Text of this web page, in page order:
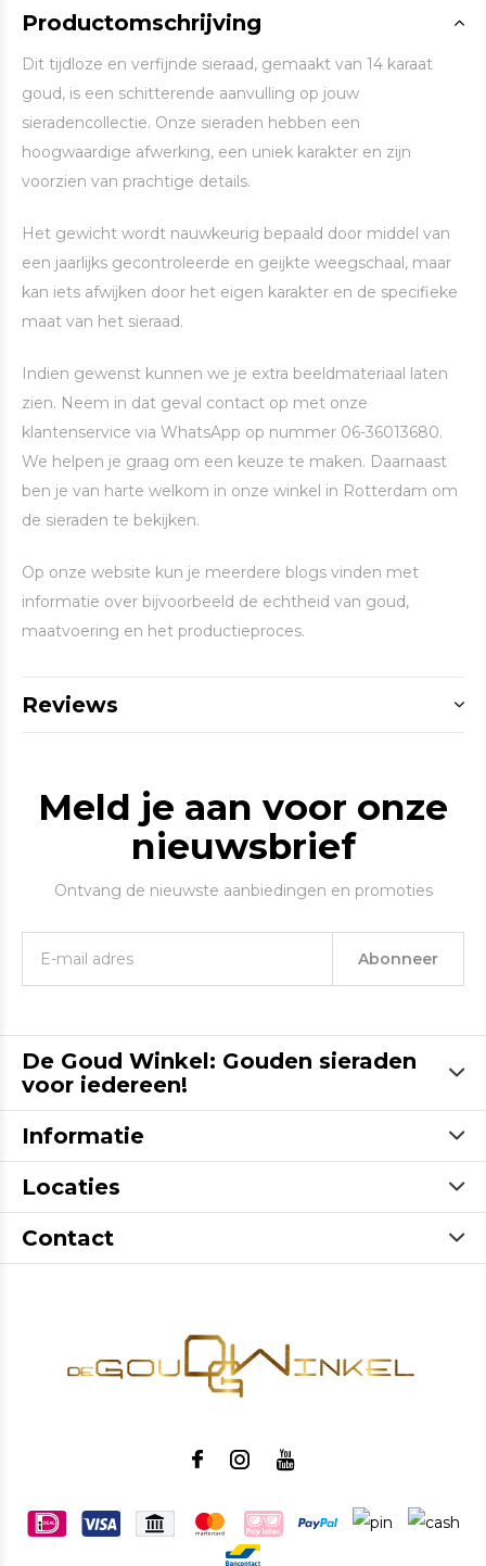
Productomschrijving
Dit tijdloze en verfijnde sieraad, gemaakt van 14 karaat
goud, is een schitterende aanvulling op jouw
sieradencollectie. Onze sieraden hebben een
hoogwaardige afwerking, een uniek karakter en zijn
voorzien van prachtige details.
Het gewicht wordt nauwkeurig bepaald door middel van
een jaarlijks gecontroleerde en geijkte weegschaal, maar
kan iets afwijken door het eigen karakter en de specifieke
maat van het sieraad.
Indien gewenst kunnen we je extra beeldmateriaal laten
zien. Neem in dat geval contact op met onze
klantenservice via WhatsApp op nummer 06-36013680.
We helpen je graag om een keuze te maken. Daarnaast
ben je van harte welkom in onze winkel in Rotterdam om
de sieraden te bekijken.
Op onze website kun je meerdere blogs vinden met
informatie over bijvoorbeeld de echtheid van goud,
maatvoering en het productieproces.
Reviews
Meld je aan voor onze
nieuwsbrief
Ontvang de nieuwste aanbiedingen en promoties
Abonneer
De Goud Winkel: Gouden sieraden
voor iedereen!
Informatie
Locaties
Contact